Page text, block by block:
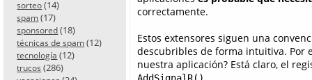
sorteo (14)
spam (17)
sponsored (18)
técnicas de spam (12)
tecnología (12)
trucos (286)
correctamente.
Estos extensores siguen una
descubribles de forma intuitiva. Por
nuestra aplicación? Está claro, el